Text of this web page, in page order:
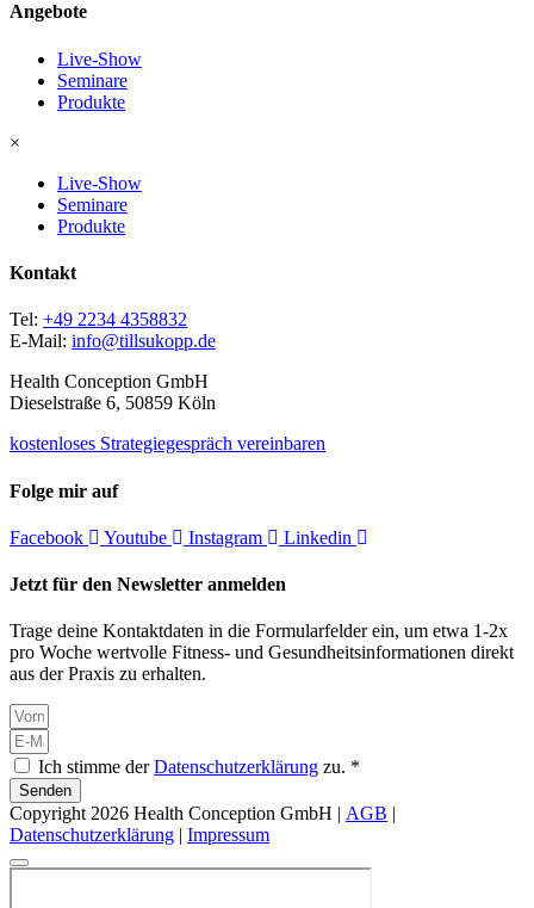
Angebote
Live-Show
Seminare
Produkte
×
Live-Show
Seminare
Produkte
Kontakt
Tel: +49 2234 4358832
E-Mail: info@tillsukopp.de
Health Conception GmbH
Dieselstraße 6, 50859 Köln
kostenloses Strategiegespräch vereinbaren
Folge mir auf
Facebook Youtube Instagram Linkedin
Jetzt für den Newsletter anmelden
Trage deine Kontaktdaten in die Formularfelder ein, um etwa 1-2x
pro Woche wertvolle Fitness- und Gesundheitsinformationen direkt
aus der Praxis zu erhalten.
Ich stimme derDatenschutzerklärung zu. *
Senden
Copyright 2026 Health Conception GmbH | AGB |
Datenschutzerklärung | Impressum